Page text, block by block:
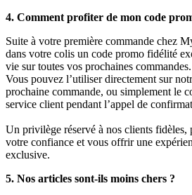
4. Comment profiter de mon code
Suite à votre première commande chez
dans votre colis un code promo fidélité
vie sur toutes vos prochaines commandes.
Vous pouvez l’utiliser directement sur
prochaine commande, ou simplement le
service client pendant l’appel de
Un privilège réservé à nos clients fidèles,
votre confiance et vous offrir une
exclusive.
5. Nos articles sont-ils moins chers ?